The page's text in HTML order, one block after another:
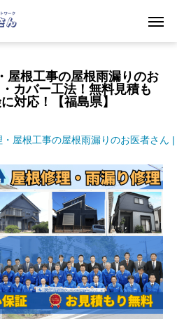
屋根工事の屋根雨漏りのお
カバー工法！無料見積も
対応！【福島県】
・屋根工事の屋根雨漏りのお医者さ